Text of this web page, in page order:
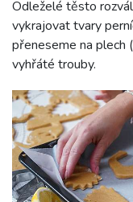
Odleželé těsto
vykrajovat tvary
přeneseme na plech
vyhřáté trouby.